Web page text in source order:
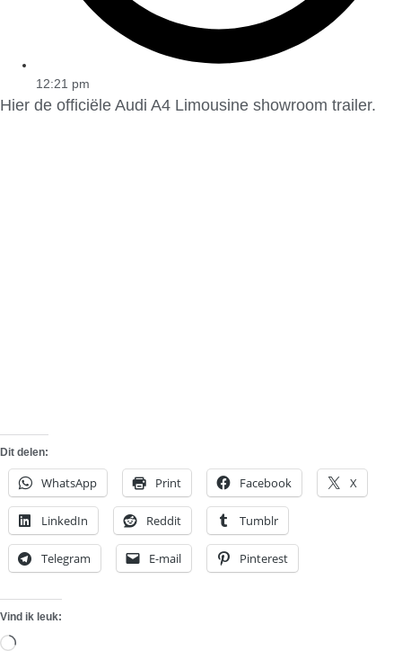
12:21 pm
Hier de officiële Audi A4 Limousine showroom trailer.
Dit delen:
WhatsApp Print Facebook X
LinkedIn Reddit Tumblr
Telegram E-mail Pinterest
Vind ik leuk:
Aan